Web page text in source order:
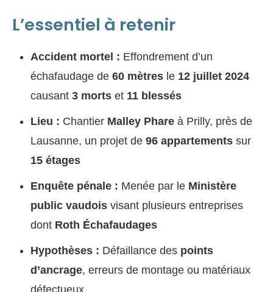
L’essentiel à retenir
Accident mortel : Effondrement d’un
échafaudage de 60 mètres le 12 juillet 2024
causant 3 morts et 11 blessés
Lieu : Chantier Malley Phare à Prilly, près de
Lausanne, un projet de 96 appartements sur
15 étages
Enquête pénale : Menée par le Ministère
public vaudois visant plusieurs entreprises
dont Roth Échafaudages
Hypothèses : Défaillance des points
d’ancrage, erreurs de montage ou matériaux
défectueux